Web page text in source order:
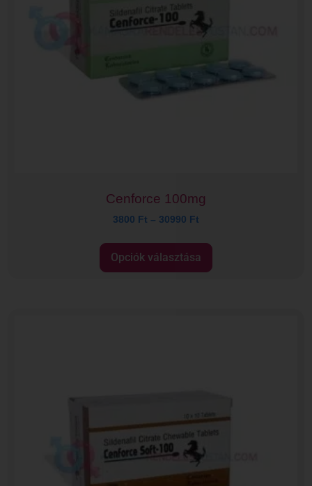
Cenforce 100mg
3800 Ft – 30990 Ft
Opciók választása